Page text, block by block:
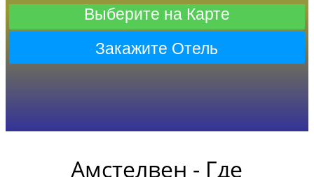
Выберите на Карте
Закажите Отель
Амстелвен - Где